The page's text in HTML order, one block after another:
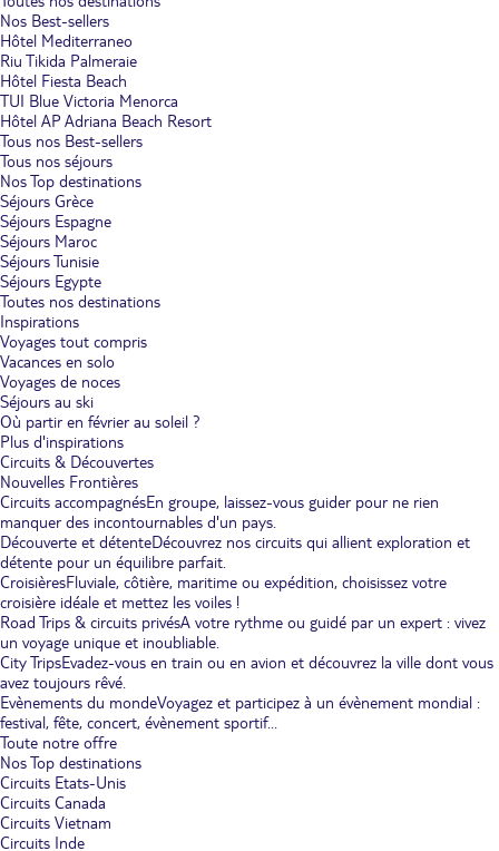
Nos Best-sellers
Hôtel Mediterraneo
Riu Tikida Palmeraie
Hôtel Fiesta Beach
TUI Blue Victoria Menorca
Hôtel AP Adriana Beach Resort
Tous nos Best-sellers
Tous nos séjours
Nos Top destinations
Séjours Grèce
Séjours Espagne
Séjours Maroc
Séjours Tunisie
Séjours Egypte
Toutes nos destinations
Inspirations
Voyages tout compris
Vacances en solo
Voyages de noces
Séjours au ski
Où partir en février au soleil ?
Plus d'inspirations
Circuits & Découvertes
Nouvelles Frontières
Circuits accompagnésEn groupe, laissez-vous guider pour ne rien
manquer des incontournables d'un pays.
Découverte et détenteDécouvrez nos circuits qui allient exploration et
détente pour un équilibre parfait.
CroisièresFluviale, côtière, maritime ou expédition, choisissez votre
croisière idéale et mettez les voiles !
Road Trips & circuits privésA votre rythme ou guidé par un expert : vivez
un voyage unique et inoubliable.
City TripsEvadez-vous en train ou en avion et découvrez la ville dont vous
avez toujours rêvé.
Evènements du mondeVoyagez et participez à un évènement mondial :
festival, fête, concert, évènement sportif...
Toute notre offre
Nos Top destinations
Circuits Etats-Unis
Circuits Canada
Circuits Vietnam
Circuits Inde